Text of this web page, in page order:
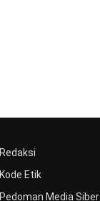
Redaksi
Kode Etik
Pedoman Media Siber